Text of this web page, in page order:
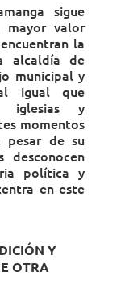
sigue
valor
la
alcaldía de
municipal y
igual que
iglesias y
momentos
pesar de su
desconocen
política y
en este
Y
OTRA